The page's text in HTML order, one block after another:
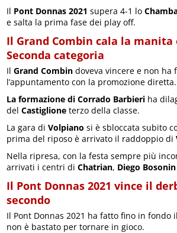
Il Pont Donnas 2021 supera 4-1 lo
e salta la prima fase dei play off.
Il Grand Combin cala la manita
Seconda categoria
IlGrand Combin doveva vincere e non ha
l’appuntamento con la promozione diretta.
La formazione di Corrado Barbieri ha
delCastiglione terzo della classe.
La gara diVolpiano si è sbloccata subito
prima del riposo è arrivato il raddoppio di
Nella ripresa, con la festa sempre più
arrivati i centri diChatrian, Diego Bosonin
Il Pont Donnas 2021 vince il
secondo
Il Pont Donnas 2021 ha fatto fino in fondo
non è bastato per tornare in gioco.